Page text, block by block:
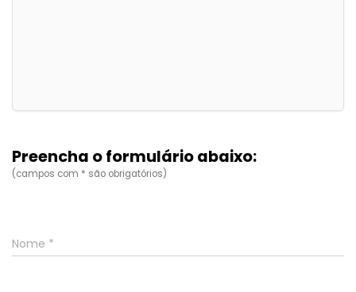
Preencha o formulário abaixo:
(campos com * são obrigatórios)
Nome *